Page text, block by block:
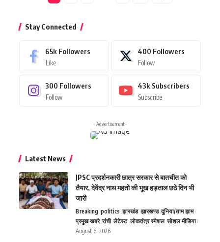
Stay Connected
65k Followers
Like
400 Followers
Follow
300 Followers
Follow
43k Subscribers
Subscribe
- Advertisement -
Latest News
JPSC प्रदर्शनकारी छात्र सरकार से बातचीत को
तैयार, देवेंद्र नाथ महतो की भूख हड़ताल छठे दिन भी
जारी
Breaking politics झारखंड झारखण्ड दुनिया/ताम झाम
प्रमुख खबरे रांची लेटेस्ट लोकतंत्र स्पेशल सोशल मीडिया
August 6, 2026